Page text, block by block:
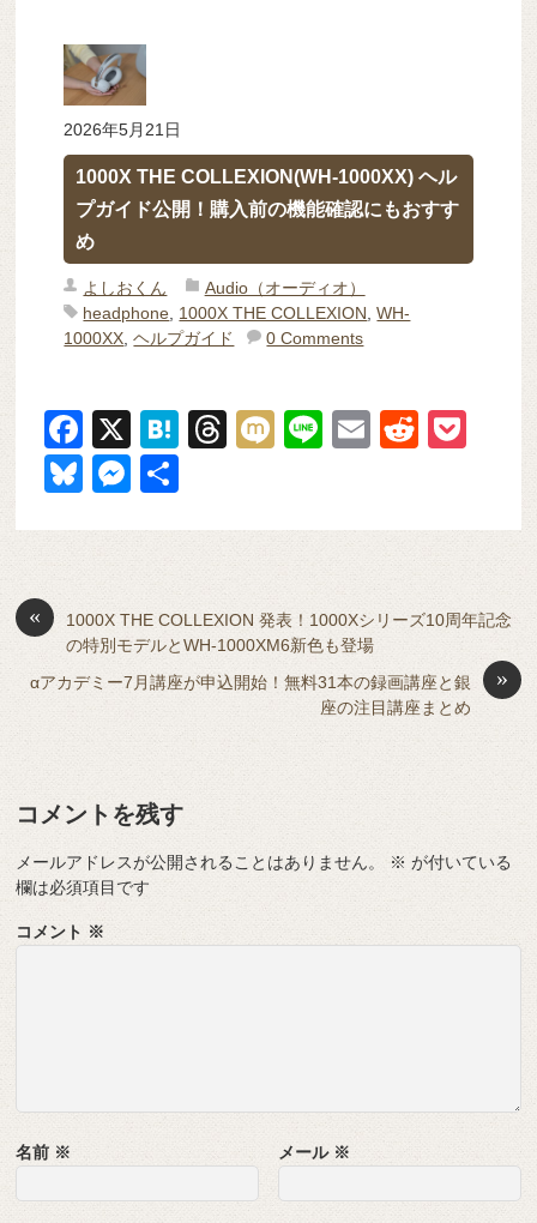
2026年5月21日
1000X THE COLLEXION(WH-1000XX) ヘル
プガイド公開！購入前の機能確認にもおすす
め
よしおくん
Audio（オーディオ）
headphone, 1000X THE COLLEXION,WH-
1000XX,ヘルプガイド 0 Comments
F
a
c
e
o
o
k
X
H
n
T
a
s
M
Li
E
R
di et
Bl
y
M
n
g
er
«
1000X THE COLLEXION 発表！1000Xシリーズ10周年記念
の特別モデルとWH-1000XM6新色も登場
»
αアカデミー7月講座が申込開始！無料31本の録画講座と銀
座の注目講座まとめ
コメントを残す
メールアドレスが公開されることはありません。 ※ が付いている
欄は必須項目です
コメント ※
名前 ※ メール ※